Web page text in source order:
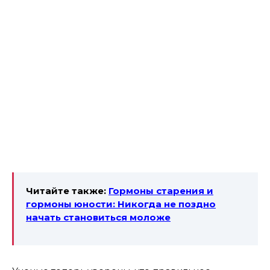
Читайте также: Гормоны старения и
гормоны юности: Никогда не поздно
начать становиться моложе